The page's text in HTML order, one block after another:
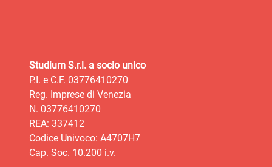
Studium S.r.l. a socio unico
P.I. e C.F. 03776410270
Reg. Imprese di Venezia
N. 03776410270
REA: 337412
Codice Univoco: A4707H7
Cap. Soc. 10.200 i.v.